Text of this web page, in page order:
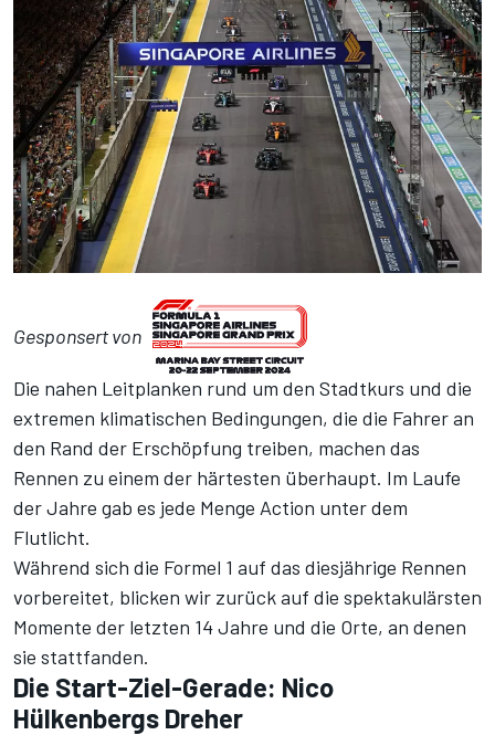
Gesponsert von
Die nahen Leitplanken rund um den Stadtkurs und die
extremen klimatischen Bedingungen, die die Fahrer an
den Rand der Erschöpfung treiben, machen das
Rennen zu einem der härtesten überhaupt. Im Laufe
der Jahre gab es jede Menge Action unter dem
Flutlicht.
Während sich die Formel 1 auf das diesjährige Rennen
vorbereitet, blicken wir zurück auf die spektakulärsten
Momente der letzten 14 Jahre und die Orte, an denen
sie stattfanden.
Die Start-Ziel-Gerade: Nico
Hülkenbergs Dreher